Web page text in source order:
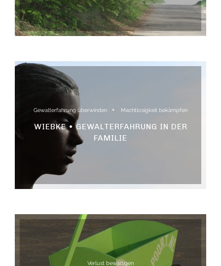
Gewalterfahrung überwinden Machtlosigkeit bekämpfen
WIEBKE • GEWALTERFAHRUNG IN DER
FAMILIE
Verlust bewältigen